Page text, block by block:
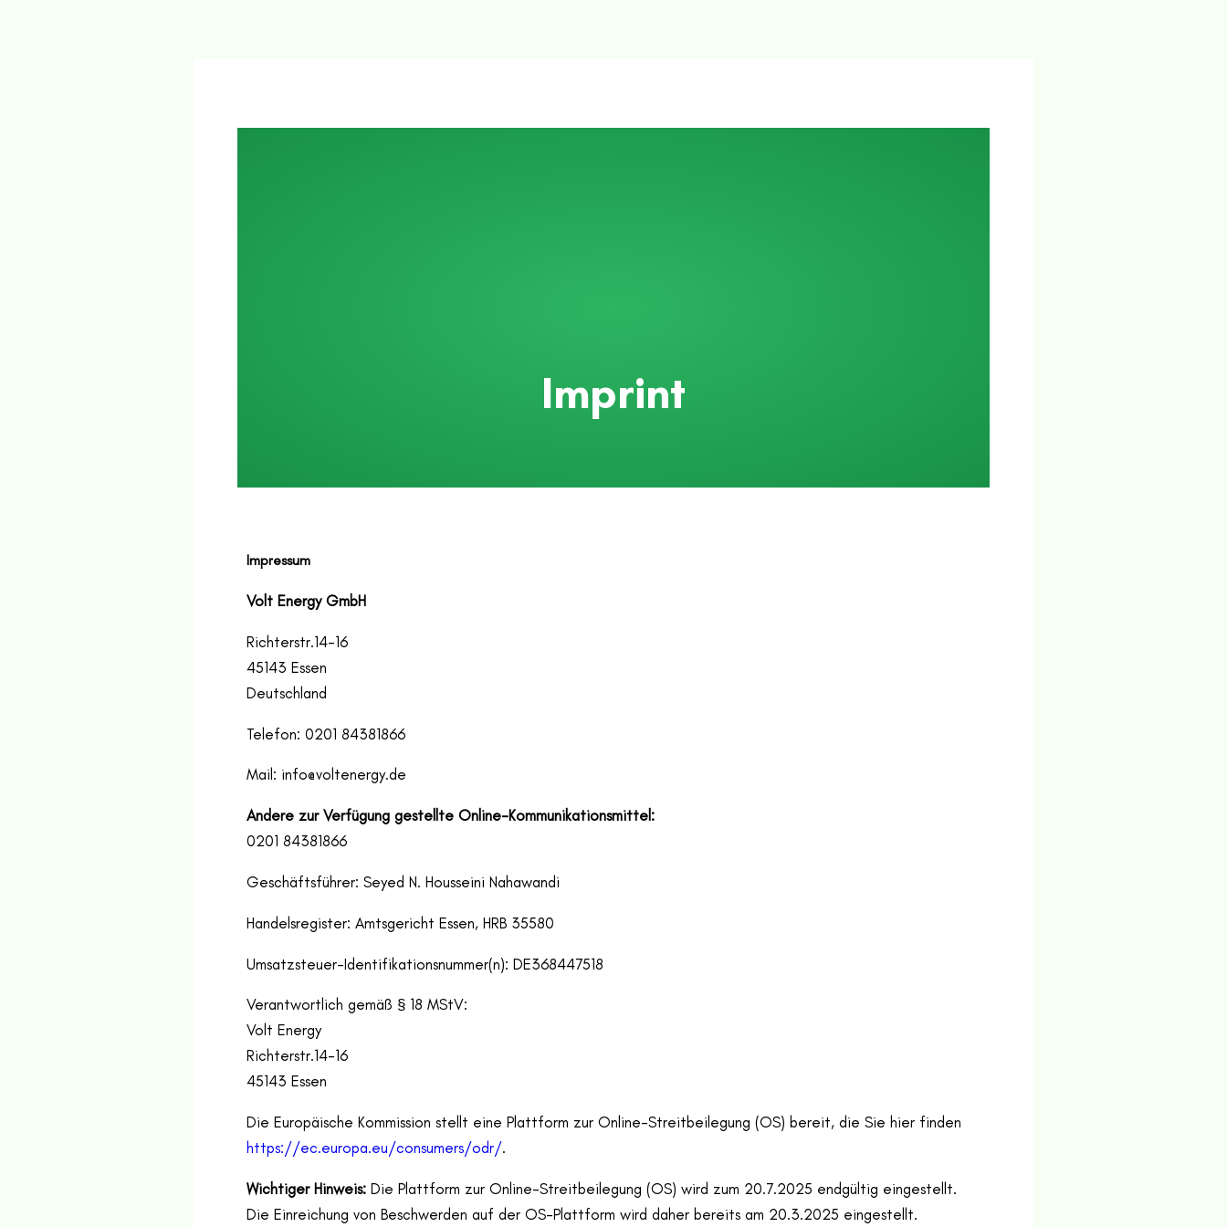
Imprint
Impressum
Volt Energy GmbH
Richterstr.14-16
45143 Essen
Deutschland
Telefon: 0201 84381866
Mail: info@voltenergy.de
Andere zur Verfügung gestellte Online-Kommunikationsmittel:
0201 84381866
Geschäftsführer: Seyed N. Housseini Nahawandi
Handelsregister: Amtsgericht Essen, HRB 35580
Umsatzsteuer-Identifikationsnummer(n): DE368447518
Verantwortlich gemäß § 18 MStV:
Volt Energy
Richterstr.14-16
45143 Essen
Die Europäische Kommission stellt eine Plattform zur Online-Streitbeilegung (OS) bereit, die Sie hier finden
https://ec.europa.eu/consumers/odr/.
Wichtiger Hinweis: Die Plattform zur Online-Streitbeilegung (OS) wird zum 20.7.2025 endgültig eingestellt.
Die Einreichung von Beschwerden auf der OS-Plattform wird daher bereits am 20.3.2025 eingestellt.